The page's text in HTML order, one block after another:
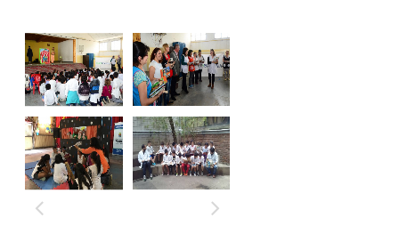
mundo que los rodea y sean capaces de transmitir sus ideas de
forma clara, en pos de favorecer el bien común.
OBJETIVOS
- Que todos los niños desde el amor por la lectura desarrollen
sus capacidades de lectoescritura, su creatividad, criterio e
independencia de opinión.
- Empoderar a la escuela y docentes para promover la lectura,